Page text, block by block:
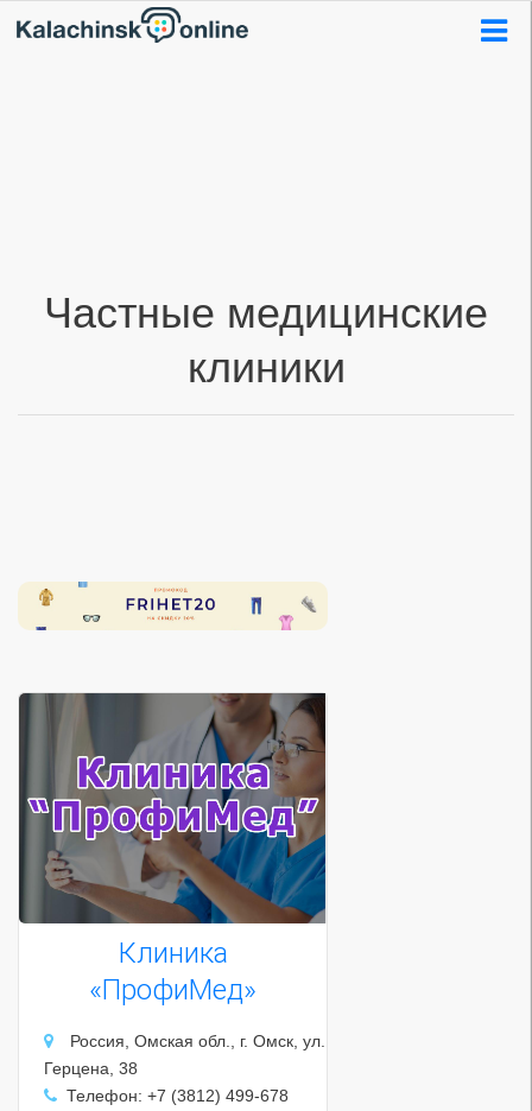
Частные медицинские
клиники
Клиника
«ПрофиМед»
Россия, Омская обл., г. Омск, ул.
Герцена, 38
Телефон: +7 (3812) 499-678